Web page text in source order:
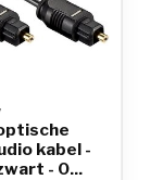
kabel -
- 0...